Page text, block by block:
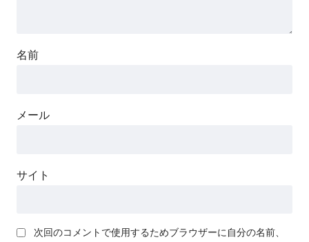
名前
メール
サイト
次回のコメントで使用するためブラウザーに自分の名前、